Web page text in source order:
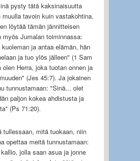
pysty tätä kaksinaisuutta
muulla tavoin kuin vastakohtina.
löytää tämän jännitteisen
myös Jumalan toiminnassa:
ja antaa elämän, hän
ja tuo ylös jälleen" (1 Sam
olen Herra, joka tuotan onnen ja
(Jes 45:7). Ja jokainen
tunnustamaan: "Sinä... olet
paljon kokea ahdistusta ja
(Ps 71:20).
tullessaan, mitä tuokaan, niin
opettaa meitä tunnustamaan:
jolla saan asua ja jonne